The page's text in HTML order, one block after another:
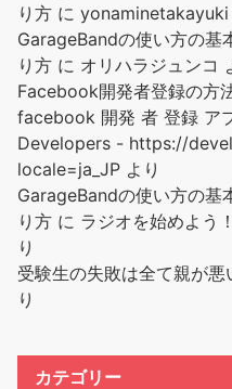
り方 に yonaminetakayuki
GarageBandの使い方の基
り方 に オリハラジュンコ
Facebook開発者登録の方
facebook 開発 者 登録 ア
Developers - https://
locale=ja_JP より
GarageBandの使い方の基
り方 に ラジオを始めよう
り
受験生の失敗は全て親が悪
り
カテゴリー